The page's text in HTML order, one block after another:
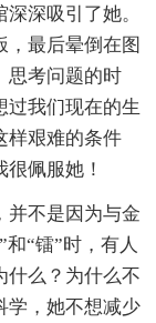
深吸引了她。
最后晕倒在图
思考问题的时
过我们现在的生
样艰难的条件
佩服她！
并不是因为与金
“镭”时，有人
什么？为什么不
学，她不想减少